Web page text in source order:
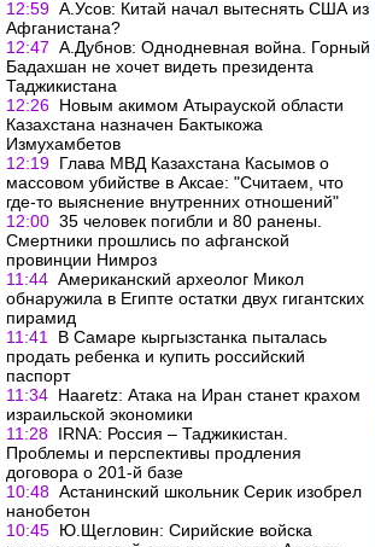
12:59 А.Усов: Китай начал вытеснять США из
Афганистана?
12:47 А.Дубнов: Однодневная война. Горный
Бадахшан не хочет видеть президента
Таджикистана
12:26 Новым акимом Атырауской области
Казахстана назначен Бактыкожа
Измухамбетов
12:19 Глава МВД Казахстана Касымов о
массовом убийстве в Аксае: "Считаем, что
где-то выяснение внутренних отношений"
12:00 35 человек погибли и 80 ранены.
Смертники прошлись по афганской
провинции Нимроз
11:44 Американский археолог Микол
обнаружила в Египте остатки двух гигантских
пирамид
11:41
В Самаре кыргызстанка пыталась
продать ребенка и купить российский
паспорт
11:34 Haaretz: Атака на Иран станет крахом
израильской экономики
11:28 IRNA: Россия – Таджикистан.
Проблемы и перспективы продления
договора о 201-й базе
10:48 Астанинский школьник Серик изобрел
нанобетон
10:45 Ю.Щегловин: Сирийские войска